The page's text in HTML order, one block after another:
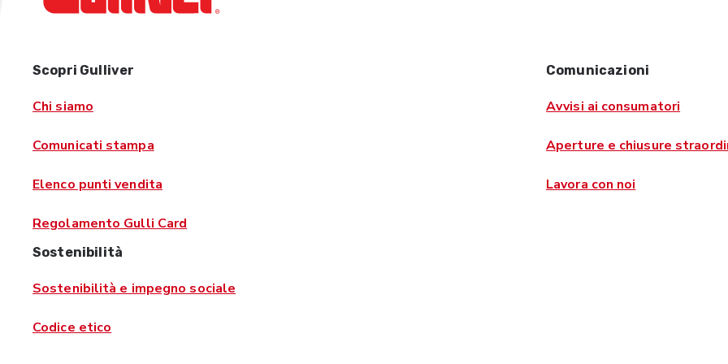
Scopri Gulliver
Chi siamo
Comunicati stampa
Elenco punti vendita
Regolamento Gulli Card
Comunicazioni
Avvisi ai consumatori
Aperture e chiusure
Lavora con noi
Sostenibilità
Sostenibilità e impegno sociale
Codice etico